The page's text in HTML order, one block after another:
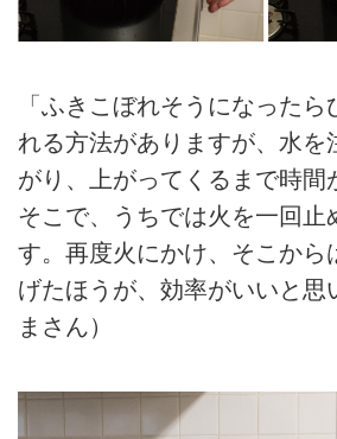
「ふきこぼれそうになったら
れる方法がありますが、水を
がり、上がってくるまで時間
そこで、うちでは火を一回止
す。再度火にかけ、そこから
げたほうが、効率がいいと思
まさん）